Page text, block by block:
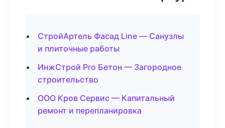
СтройАртель Фасад Line — Санузлы
и плиточные работы
ИнжСтрой Pro Бетон — Загородное
строительство
ООО Кров Сервис — Капитальный
ремонт и перепланировка